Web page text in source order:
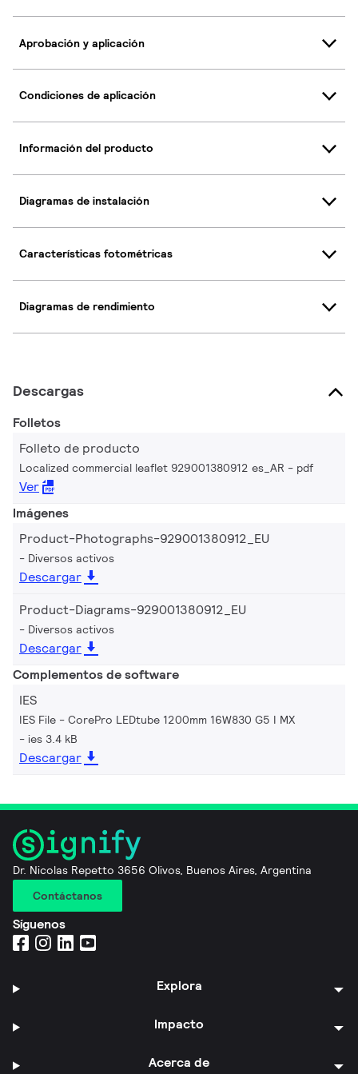
Aprobación y aplicación
Condiciones de aplicación
Información del producto
Diagramas de instalación
Características fotométricas
Diagramas de rendimiento
Descargas
Folletos
Folleto de producto
Localized commercial leaflet 929001380912 es_AR pdf
Ver
Imágenes
Product-Photographs-929001380912_EU
Diversos activos
Descargar
Product-Diagrams-929001380912_EU
Diversos activos
Descargar
Complementos de software
IES
IES File - CorePro LEDtube 1200mm 16W830 G5 I MX
ies 3.4 kB
Descargar
Dr. Nicolas Repetto 3656 Olivos, Buenos Aires, Argentina
Contáctanos
Síguenos
Explora
Impacto
Acerca de